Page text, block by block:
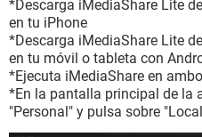
*Descarga iMediaShare Lite
en tu iPhone
*Descarga iMediaShare Lite
en tu móvil o tableta con
*Ejecuta iMediaShare en
*En la pantalla principal de la
"Personal" y pulsa sobre